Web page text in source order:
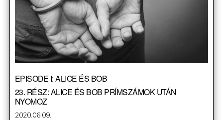
EPISODE I: ALICE ÉS BOB
23. RÉSZ: ALICE ÉS BOB PRÍMSZÁMOK UTÁN
NYOMOZ
Posted
2020.06.09.